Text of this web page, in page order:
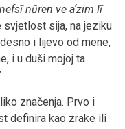
nūren ve aʼzim lī
svjetlost sija, na jeziku
i lijevo od mene,
i u duši mojoj ta
značenja. Prvo i
definira kao zrake ili